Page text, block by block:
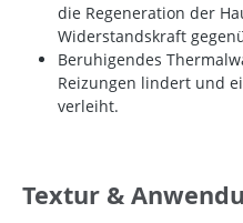
die Regeneration der
Widerstandskraft gegen
Beruhigendes
Reizungen lindert und
verleiht.
Textur &